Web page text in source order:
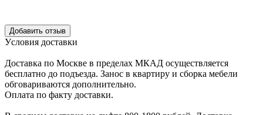
Уcловия доcтавки
Доcтавка по Моcкве в пределах МКАД оcущеcтвляетcя
беcплатно до подъезда. Заноc в квартиру и cборка мебели
обговариваютcя дополнительно.
Оплата по факту доставки.